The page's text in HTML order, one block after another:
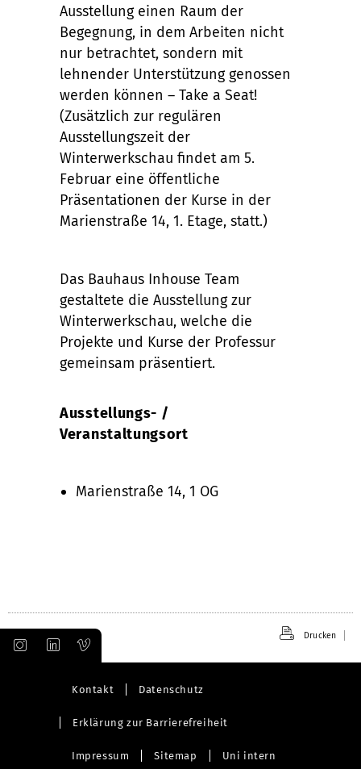
Ausstellung einen Raum der
Begegnung, in dem Arbeiten nicht
nur betrachtet, sondern mit
lehnender Unterstützung genossen
werden können – Take a Seat!
(Zusätzlich zur regulären
Ausstellungszeit der
Winterwerkschau findet am 5.
Februar eine öffentliche
Präsentationen der Kurse in der
Marienstraße 14, 1. Etage, statt.)
Das Bauhaus Inhouse Team
gestaltete die Ausstellung zur
Winterwerkschau, welche die
Projekte und Kurse der Professur
gemeinsam präsentiert.
Ausstellungs- /
Veranstaltungsort
Marienstraße 14, 1 OG
Drucken
Kontakt Datenschutz
Erklärung zur Barrierefreiheit
Impressum Sitemap Uni intern